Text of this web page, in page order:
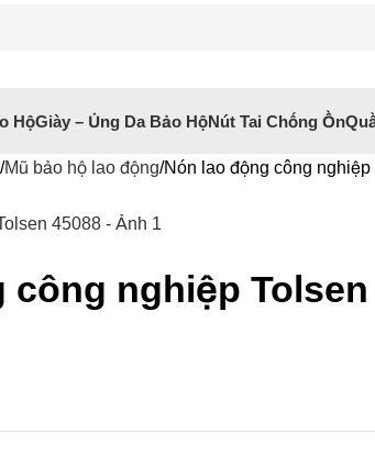
HộGiày – Ủng Da Bảo HộNút Tai Chống Ồn
Mũ bảo hộ lao động Nón lao động công nghiệp
công nghiệp Tolsen